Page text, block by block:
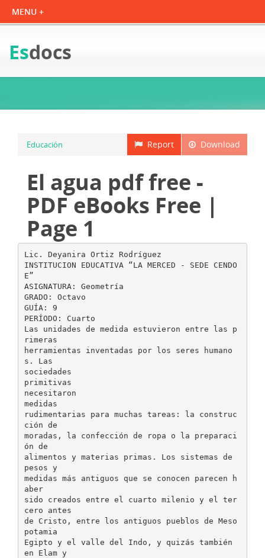
Esdocs
Download
Report
Educación
El agua pdf free -
PDF eBooks Free |
Page 1
Lic. Deyanira Ortiz Rodríguez
INSTITUCION EDUCATIVA “LA MERCED - SEDE CENDO
E”
ASIGNATURA: Geometría
GRADO: Octavo
GUÍA: 9
PERÍODO: Cuarto
Las unidades de medida estuvieron entre las p
rimeras
herramientas inventadas por los seres humano
s. Las
sociedades
primitivas
necesitaron
medidas
rudimentarias para muchas tareas: la construc
ción de
moradas, la confección de ropa o la preparaci
ón de
alimentos y materias primas. Los sistemas de
pesos y
medidas más antiguos que se conocen parecen h
aber
sido creados entre el cuarto milenio y el ter
cero antes
de Cristo, entre los antiguos pueblos de Meso
potamia
Egipto y el valle del Indo, y quizás también
en Elam y